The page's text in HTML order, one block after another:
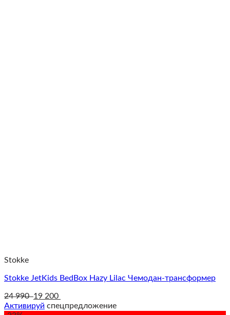
Stokke
Stokke JetKids BedBox Hazy Lilac Чемодан-трансформер
24 990 19 200
Активируй спецпредложение